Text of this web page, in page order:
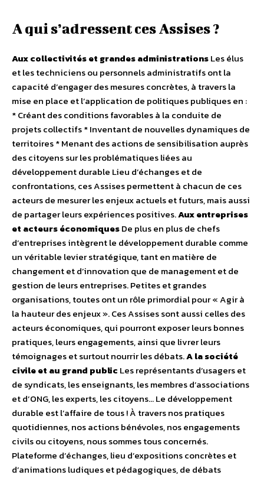
A qui s’adressent ces Assises ?
Aux collectivités et grandes administrationsLes élus
et les techniciens ou personnels administratifs ont la
capacité d’engager des mesures concrètes, à travers la
mise en place et l’application de politiques publiques en :
* Créant des conditions favorables à la conduite de
projets collectifs * Inventant de nouvelles dynamiques de
territoires * Menant des actions de sensibilisation auprès
des citoyens sur les problématiques liées au
développement durable Lieu d’échanges et de
confrontations, ces Assises permettent à chacun de ces
acteurs de mesurer les enjeux actuels et futurs, mais aussi
de partager leurs expériences positives.Aux entreprises
et acteurs économiquesDe plus en plus de chefs
d’entreprises intègrent le développement durable comme
un véritable levier stratégique, tant en matière de
changement et d’innovation que de management et de
gestion de leurs entreprises. Petites et grandes
organisations, toutes ont un rôle primordial pour « Agir à
la hauteur des enjeux ». Ces Assises sont aussi celles des
acteurs économiques, qui pourront exposer leurs bonnes
pratiques, leurs engagements, ainsi que livrer leurs
témoignages et surtout nourrir les débats.A la société
civile et au grand public Les représentants d’usagers et
de syndicats, les enseignants, les membres d’associations
et d’ONG, les experts, les citoyens… Le développement
durable est l’affaire de tous ! À travers nos pratiques
quotidiennes, nos actions bénévoles, nos engagements
civils ou citoyens, nous sommes tous concernés.
Plateforme d’échanges, lieu d’expositions concrètes et
d’animations ludiques et pédagogiques, de débats